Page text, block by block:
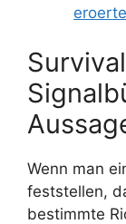
Wenn man
feststellen,
bestimmte